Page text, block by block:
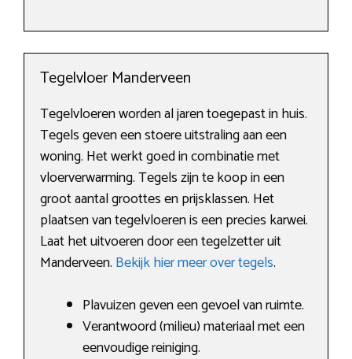
Tegelvloer Manderveen
Tegelvloeren worden al jaren toegepast in huis.
Tegels geven een stoere uitstraling aan een
woning. Het werkt goed in combinatie met
vloerverwarming. Tegels zijn te koop in een
groot aantal groottes en prijsklassen. Het
plaatsen van tegelvloeren is een precies karwei.
Laat het uitvoeren door een tegelzetter uit
Manderveen. Bekijk hier meer over tegels.
Plavuizen geven een gevoel van ruimte.
Verantwoord (milieu) materiaal met een
eenvoudige reiniging.